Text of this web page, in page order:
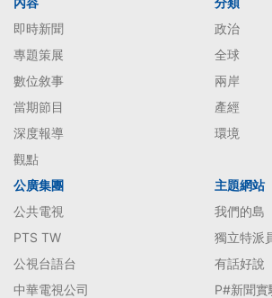
即時新聞
專題策展
數位敘事
當期節目
深度報導
觀點
政治
全球
兩岸
產經
環境
公廣集團
公共電視
PTS TW
公視台語台
中華電視公司
主題網站
我們的島
獨立特派
有話好說
P#新聞實